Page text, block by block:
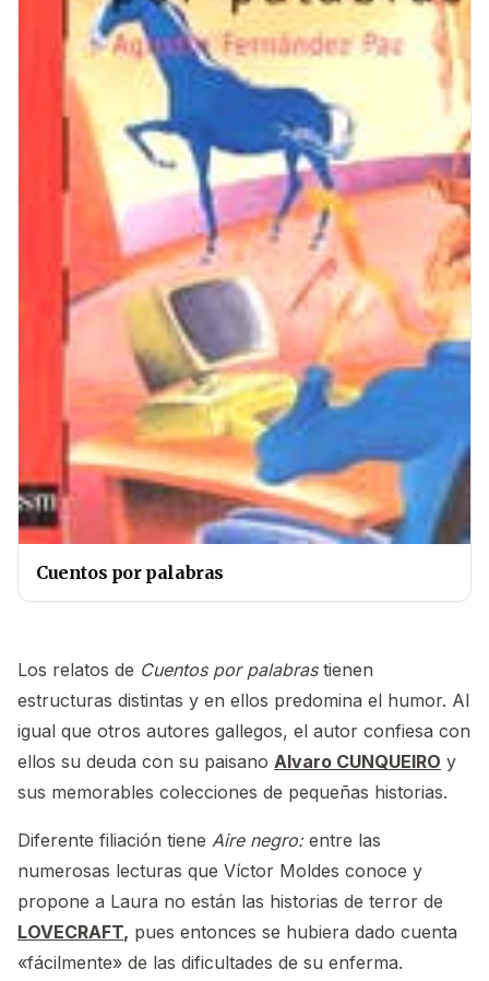
Cuentos por palabras
Los relatos de Cuentos por palabrastienen
estructuras distintas y en ellos predomina el humor. Al
igual que otros autores gallegos, el autor confiesa con
ellos su deuda con su paisano Alvaro CUNQUEIRO y
sus memorables colecciones de pequeñas historias.
Diferente filiación tiene Aire negro: entre las
numerosas lecturas que Víctor Moldes conoce y
propone a Laura no están las historias de terror de
LOVECRAFT, pues entonces se hubiera dado cuenta
«fácilmente» de las dificultades de su enferma.